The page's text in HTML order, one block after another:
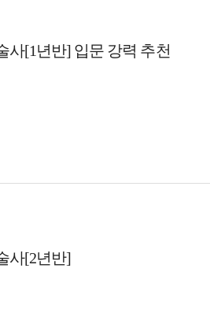
사[1년반] 입문 강력 추천
사[2년반]